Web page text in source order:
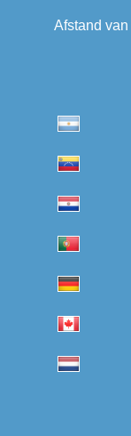
Afstand van